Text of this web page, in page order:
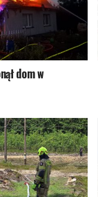
dom w